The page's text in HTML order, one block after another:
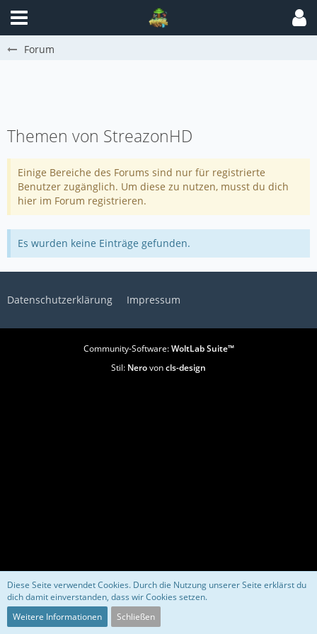
Forum
Themen von StreazonHD
Einige Bereiche des Forums sind nur für registrierte
Benutzer zugänglich. Um diese zu nutzen, musst du dich
hier im Forum registrieren.
Es wurden keine Einträge gefunden.
Datenschutzerklärung Impressum
Community-Software:WoltLab Suite™
Stil: Nerovoncls-design
Diese Seite verwendet Cookies. Durch die Nutzung unserer Seite erklärst du
dich damit einverstanden, dass wir Cookies setzen.
Weitere Informationen
Schließen